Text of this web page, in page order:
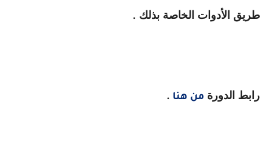
طريق الأدوات الخاصة بذلك .
رابط الدورة من هنا .